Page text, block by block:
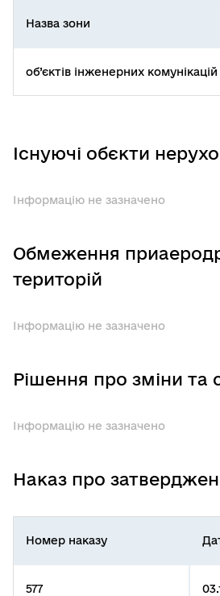
Назва зони
об’єктів інженерних комунікацій
Існуючі обєкти
Інформацію не зазначено
Обмеження
територій
Інформацію не зазначено
Рішення про зміни та
Інформацію не зазначено
Наказ про
Номер наказу
577